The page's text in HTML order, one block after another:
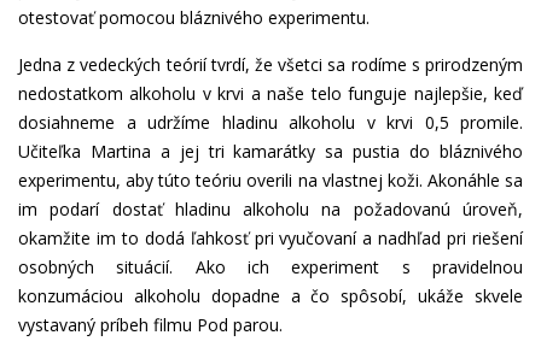
otestovať pomocou bláznivého experimentu.
Jedna z vedeckých teórií tvrdí, že všetci sa rodíme s prirodzeným
nedostatkom alkoholu v krvi a naše telo funguje najlepšie, keď
dosiahneme a udržíme hladinu alkoholu v krvi 0,5 promile.
Učiteľka Martina a jej tri kamarátky sa pustia do bláznivého
experimentu, aby túto teóriu overili na vlastnej koži. Akonáhle sa
im podarí dostať hladinu alkoholu na požadovanú úroveň,
okamžite im to dodá ľahkosť pri vyučovaní a nadhľad pri riešení
osobných situácií. Ako ich experiment s pravidelnou
konzumáciou alkoholu dopadne a čo spôsobí, ukáže skvele
vystavaný príbeh filmu Pod parou.